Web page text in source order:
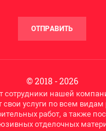
ОТПРАВИТЬ
© 2018 - 2026
сотрудники нашей
свои услуги по всем
работ, а также
отделочных